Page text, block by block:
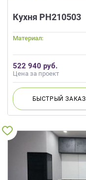
Кухня РН210503
Материал:
522 940 руб.
Цена за проект
БЫСТРЫЙЗАКАЗ